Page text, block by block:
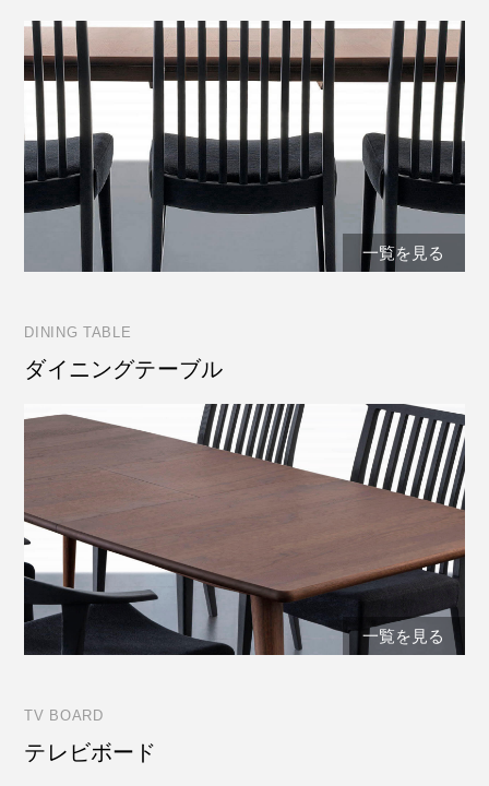
一覧を見る
DINING TABLE
ダイニングテーブル
一覧を見る
TV BOARD
テレビボード